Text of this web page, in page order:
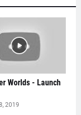
Worlds - Launch
2019